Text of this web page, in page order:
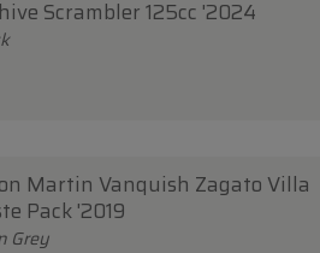
Scrambler 125cc '2024
Martin Vanquish Zagato Villa
Pack '2019
Grey